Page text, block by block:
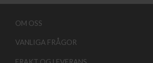
OM OSS
VANLIGA FRÅGOR